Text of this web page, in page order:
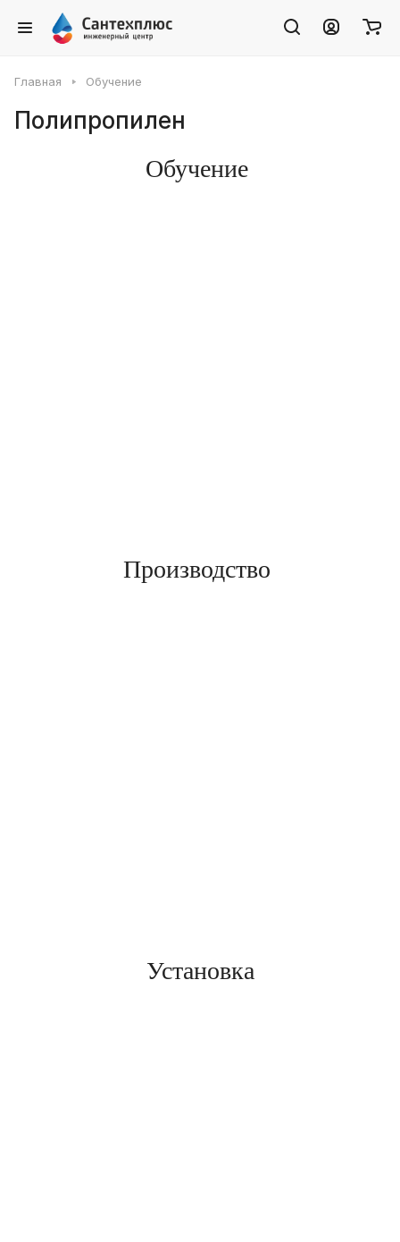
Главная Обучение
Полипропилен
Обучение
Производство
Установка